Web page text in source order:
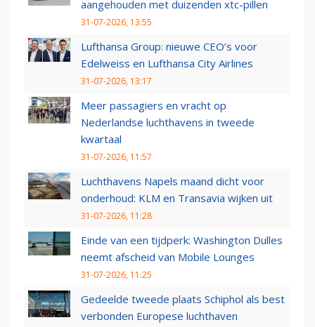
aangehouden met duizenden xtc-pillen
31-07-2026, 13:55
Lufthansa Group: nieuwe CEO’s voor
Edelweiss en Lufthansa City Airlines
31-07-2026, 13:17
Meer passagiers en vracht op
Nederlandse luchthavens in tweede
kwartaal
31-07-2026, 11:57
Luchthavens Napels maand dicht voor
onderhoud: KLM en Transavia wijken uit
31-07-2026, 11:28
Einde van een tijdperk: Washington Dulles
neemt afscheid van Mobile Lounges
31-07-2026, 11:25
Gedeelde tweede plaats Schiphol als best
verbonden Europese luchthaven